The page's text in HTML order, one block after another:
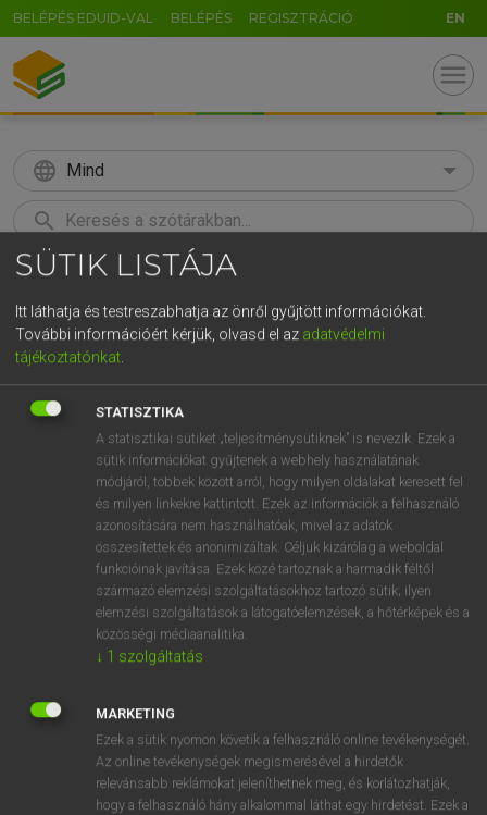
BELÉPÉS EDUID-VAL BELÉPÉS REGISZTRÁCIÓ EN
menu
language Mind
search
KERESÉS
Európai uniós terminológiai szótár
VAN ELŐFIZETÉSED?
Van előfizetésem a teljes szócikk megtekintéséhez.
BELÉPÉS
NINCS ELŐFIZETÉSED?
Nincs regisztrációm és előfizetésem. A szótár 2 órás,
díjmentes próbaverziójának elindításához regisztrálok és
SÜTIK LISTÁJA
Itt láthatja és testreszabhatja az önről gyűjtött információkat.
További információért kérjük, olvasd el az adatvédelmi
tájékoztatónkat.
STATISZTIKA
A statisztikai sütiket „teljesítménysütiknek” is nevezik. Ezek a
sütik információkat gyűjtenek a webhely használatának
módjáról, többek között arról, hogy milyen oldalakat keresett fel
és milyen linkekre kattintott. Ezek az információk a felhasználó
azonosítására nem használhatóak, mivel az adatok
összesítettek és anonimizáltak. Céljuk kizárólag a weboldal
funkcióinak javítása. Ezek közé tartoznak a harmadik féltől
származó elemzési szolgáltatásokhoz tartozó sütik; ilyen
elemzési szolgáltatások a látogatóelemzések, a hőtérképek és a
közösségi médiaanalitika.
↓ 1 szolgáltatás
MARKETING
Ezek a sütik nyomon követik a felhasználó online tevékenységét.
Az online tevékenységek megismerésével a hirdetők
relevánsabb reklámokat jeleníthetnek meg, és korlátozhatják,
hogy a felhasználó hány alkalommal láthat egy hirdetést. Ezek a
GR
t z u i o p
g h j k l é á ű Ω
n m , . AltGr